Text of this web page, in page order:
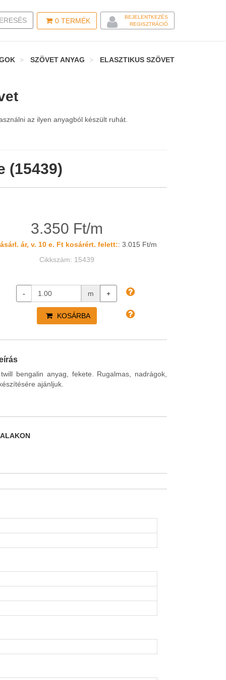
0 TERMÉK
BEJELENTKEZÉS
REGISZTRÁCIÓ
SEARCH
SZÖVET ANYAG ELASZTIKUS SZÖVET
az ilyen anyagból készült ruhát.
(15439)
3.350 Ft/m
ár, v. 10 e. Ft kosárért. felett:: 3.015 Ft/m
Cikkszám: 15439
- m +
KOSÁRBA
bengalin anyag, fekete. Rugalmas, nadrágok,
ajánljuk.